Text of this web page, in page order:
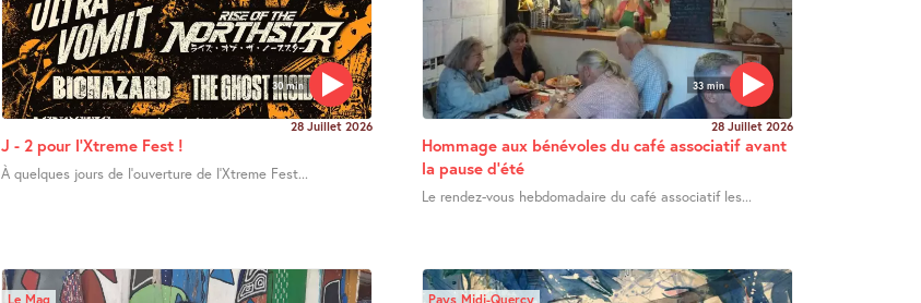
30 min
28 Juillet 2026
J - 2 pour l’Xtreme Fest !
À quelques jours de l’ouverture de l’Xtreme Fest...
33 min
28 Juillet 2026
Hommage aux bénévoles du café associatif avant
la pause d’été
Le rendez-vous hebdomadaire du café associatif les...
Le Mag Pays Midi-Quercy